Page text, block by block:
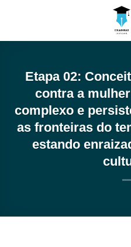
Etapa 02:
contra a
complexo e
as fronteiras do
estando